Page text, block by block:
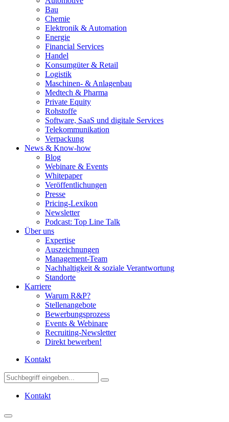
Bau
Chemie
Elektronik & Automation
Energie
Financial Services
Handel
Konsumgüter & Retail
Logistik
Maschinen- & Anlagenbau
Medtech & Pharma
Private Equity
Rohstoffe
Software, SaaS und digitale Services
Telekommunikation
Verpackung
News & Know-how
Blog
Webinare & Events
Whitepaper
Veröffentlichungen
Presse
Pricing-Lexikon
Newsletter
Podcast: Top Line Talk
Über uns
Expertise
Auszeichnungen
Management-Team
Nachhaltigkeit & soziale Verantwortung
Standorte
Karriere
Warum R&P?
Stellenangebote
Bewerbungsprozess
Events & Webinare
Recruiting-Newsletter
Direkt bewerben!
Kontakt
Kontakt